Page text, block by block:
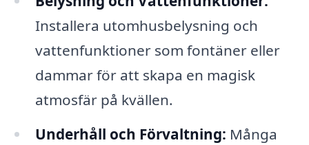
Installera utomhusbelysning och
vattenfunktioner som fontäner eller
dammar för att skapa en magisk
atmosfär på kvällen.
Underhåll och Förvaltning: Många